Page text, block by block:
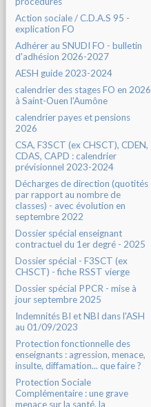
Action sociale / C.D.A.S 95 -
explication FO
Adhérer au SNUDI FO - bulletin
d'adhésion 2026-2027
AESH guide 2023-2024
calendrier des stages FO en 2026
à Saint-Ouen l'Aumône
calendrier payes et pensions
2026
CSA, F3SCT (ex CHSCT), CDEN,
CDAS, CAPD : calendrier
prévisionnel 2023-2024
Décharges de direction (quotités
par rapport au nombre de
classes) - avec évolution en
septembre 2022
Dossier spécial enseignant
contractuel du 1er degré - 2025
Dossier spécial - F3SCT (ex
CHSCT) - fiche RSST vierge
Dossier spécial PPCR - mise à
jour septembre 2025
Indemnités BI et NBI dans l'ASH
au 01/09/2023
Protection fonctionnelle des
enseignants : agression, menace,
insulte, diffamation... que faire ?
Protection Sociale
Complémentaire : une grave
menace sur la santé, la